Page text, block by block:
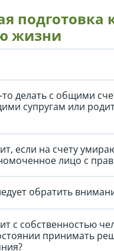
подготовка
жизни
делать с общими
супругам или
если на счету
лицо с
обратить
с собственностью
принимать